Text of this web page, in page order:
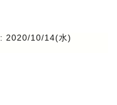
: 2020/10/14(水)